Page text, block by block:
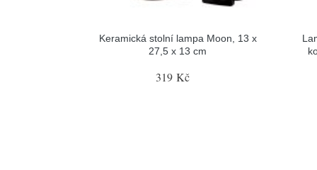
Keramická stolní lampa Moon, 13 x
27,5 x 13 cm
319 Kč